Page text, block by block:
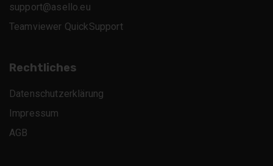
support@asello.eu
Teamviewer QuickSupport
Rechtliches
Datenschutzerklärung
Impressum
AGB